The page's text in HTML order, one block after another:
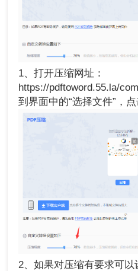
1、打开压缩网址：
https://pdftoword.55.la/
到界面中的“选择文件”，
2、如果对压缩有要求可